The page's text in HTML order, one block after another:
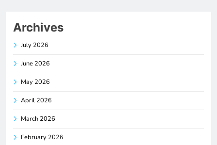
Archives
July 2026
June 2026
May 2026
April 2026
March 2026
February 2026